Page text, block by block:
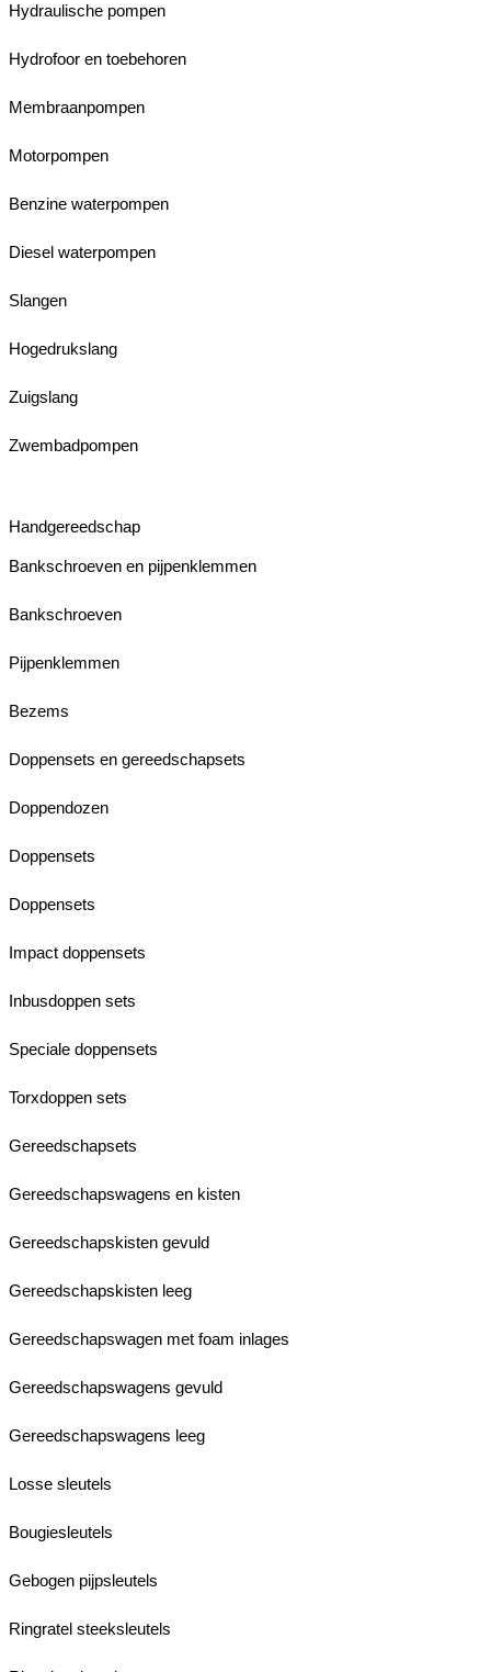
Hydraulische pompen
Hydrofoor en toebehoren
Membraanpompen
Motorpompen
Benzine waterpompen
Diesel waterpompen
Slangen
Hogedrukslang
Zuigslang
Zwembadpompen
Handgereedschap
Bankschroeven en pijpenklemmen
Bankschroeven
Pijpenklemmen
Bezems
Doppensets en gereedschapsets
Doppendozen
Doppensets
Doppensets
Impact doppensets
Inbusdoppen sets
Speciale doppensets
Torxdoppen sets
Gereedschapsets
Gereedschapswagens en kisten
Gereedschapskisten gevuld
Gereedschapskisten leeg
Gereedschapswagen met foam inlages
Gereedschapswagens gevuld
Gereedschapswagens leeg
Losse sleutels
Bougiesleutels
Gebogen pijpsleutels
Ringratel steeksleutels